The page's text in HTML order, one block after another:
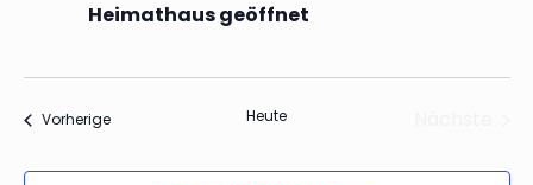
Heimathaus geöffnet
VorherigeVeranstaltungen Heute